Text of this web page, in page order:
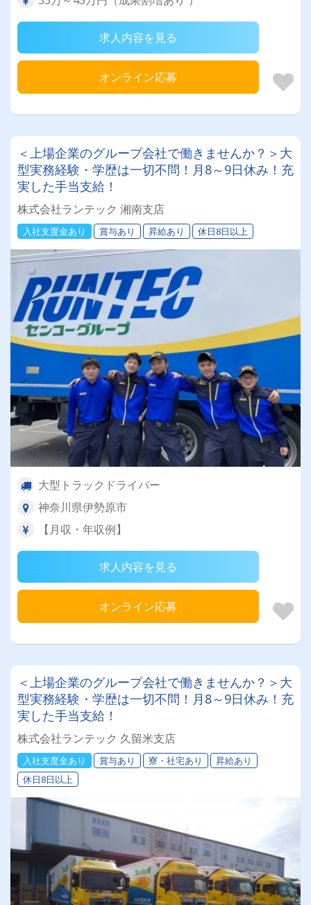
求人内容を見る
オンライン応募
＜上場企業のグループ会社で働きませんか？＞大
型実務経験・学歴は一切不問！月8～9日休み！充
実した手当支給！
株式会社ランテック 湘南支店
入社支度金あり 賞与あり 昇給あり 休日8日以上
大型トラックドライバー
神奈川県伊勢原市
【月収・年収例】
求人内容を見る
オンライン応募
＜上場企業のグループ会社で働きませんか？＞大
型実務経験・学歴は一切不問！月8～9日休み！充
実した手当支給！
株式会社ランテック 久留米支店
入社支度金あり 賞与あり 寮・社宅あり
昇給あり
休日8日以上